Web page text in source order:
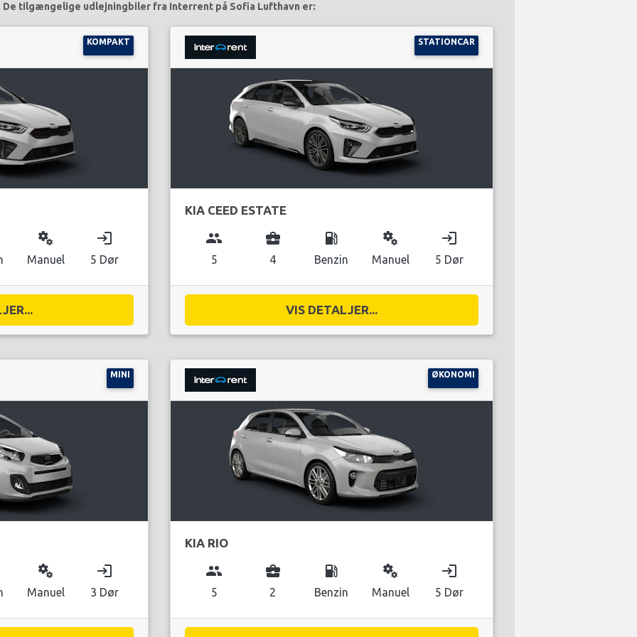
De tilgængelige udlejningbiler fra Interrent på Sofia Lufthavn er:
KOMPAKT
miscellaneous_services
Manuel
login
5 Dør
STATIONCAR
KIA CEED ESTATE
group
5
business_center
4
local_gas_station
Benzin
miscellaneous_services
Manuel
login
5 Dør
VIS DETALJER...
MINI
miscellaneous_services
Manuel
login
3 Dør
ØKONOMI
KIA RIO
group
5
business_center
2
local_gas_station
Benzin
miscellaneous_services
Manuel
login
5 Dør